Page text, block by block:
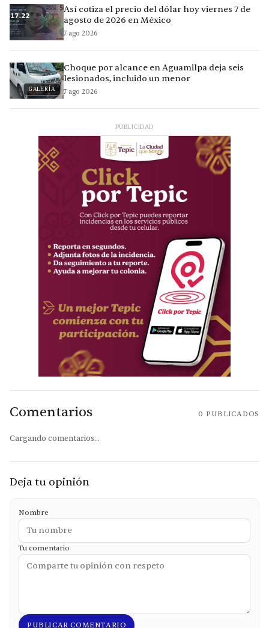
Así cotiza el precio del dólar hoy viernes 7 de
agosto de 2026 en México
7 ago 2026
GALERÍA
Choque por alcance en Aguamilpa deja seis
lesionados, incluido un menor
7 ago 2026
PUBLICIDAD
Comentarios 0 PUBLICADOS
Cargando comentarios...
Deja tu opinión
Nombre
Tu comentario
PUBLICAR COMENTARIO